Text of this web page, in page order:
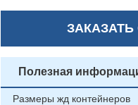
ЗАКАЗАТЬ
Полезная
Размеры жд контейнеров